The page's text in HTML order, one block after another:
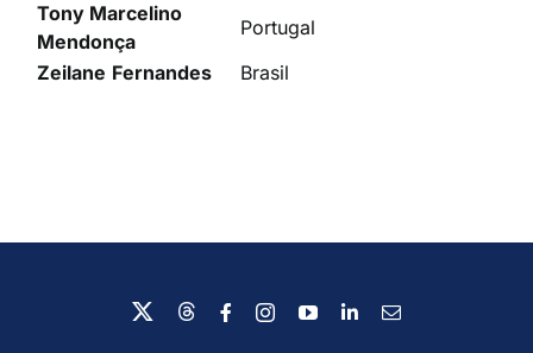
Tony Marcelino
Mendonça
Portugal
Zeilane Fernandes Brasil